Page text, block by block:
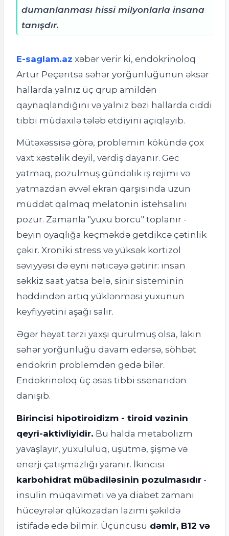
dumanlanması hissi milyonlarla insana
tanışdır.
E-saglam.az xəbər verir ki, endokrinoloq
Artur Peçeritsa səhər yorğunluğunun əksər
hallarda yalnız üç qrup amildən
qaynaqlandığını və yalnız bəzi hallarda ciddi
tibbi müdaxilə tələb etdiyini açıqlayıb.
Mütəxəssisə görə, problemin kökündə çox
vaxt xəstəlik deyil, vərdiş dayanır. Gec
yatmaq, pozulmuş gündəlik iş rejimi və
yatmazdan əvvəl ekran qarşısında uzun
müddət qalmaq melatonin istehsalını
pozur. Zamanla "yuxu borcu" toplanır -
beyin oyaqlığa keçməkdə getdikcə çətinlik
çəkir. Xroniki stress və yüksək kortizol
səviyyəsi də eyni nəticəyə gətirir: insan
səkkiz saat yatsa belə, sinir sisteminin
həddindən artıq yüklənməsi yuxunun
keyfiyyətini aşağı salır.
Əgər həyat tərzi yaxşı qurulmuş olsa, lakin
səhər yorğunluğu davam edərsə, söhbət
endokrin problemdən gedə bilər.
Endokrinoloq üç əsas tibbi ssenaridən
danışıb.
Birincisi hipotiroidizm - tiroid vəzinin
qeyri-aktivliyidir. Bu halda metabolizm
yavaşlayır, yuxululuq, üşütmə, şişmə və
enerji çatışmazlığı yaranır. İkincisi
karbohidrat mübadiləsinin pozulmasıdır -
insulin müqaviməti və ya diabet zamanı
hüceyrələr qlükozadan lazımi şəkildə
istifadə edə bilmir. Üçüncüsü dəmir, B12 və